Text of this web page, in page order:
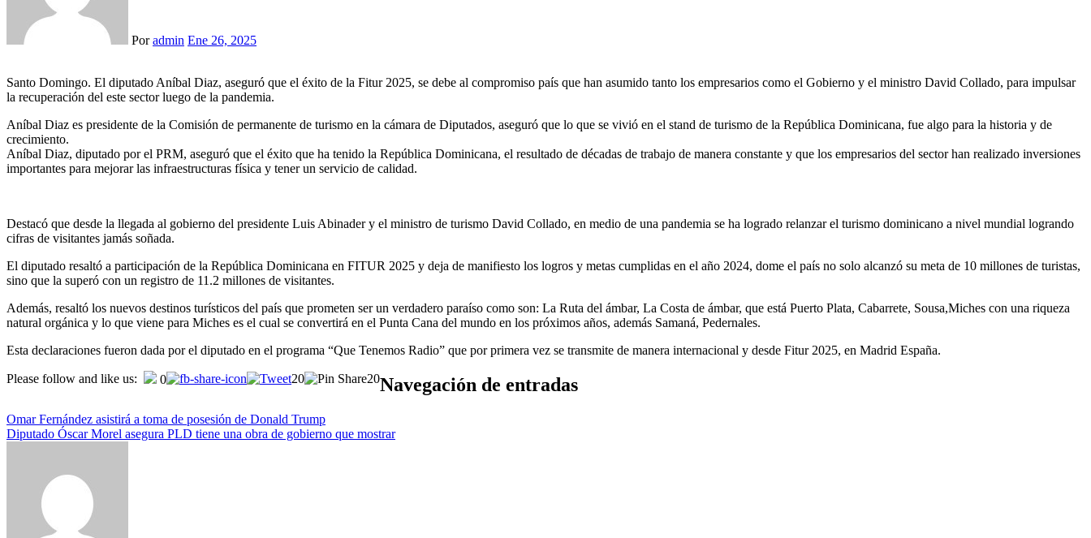
Poradmin Ene 26, 2025
Santo Domingo. El diputado Aníbal Diaz, aseguró que el éxito de la Fitur 2025, se debe al compromiso país que han asumido tanto los empresarios como el Gobierno y el ministro David Collado, para impulsar
la recuperación del este sector luego de la pandemia.
Aníbal Diaz es presidente de la Comisión de permanente de turismo en la cámara de Diputados, aseguró que lo que se vivió en el stand de turismo de la República Dominicana, fue algo para la historia y de
crecimiento.
Aníbal Diaz, diputado por el PRM, aseguró que el éxito que ha tenido la República Dominicana, el resultado de décadas de trabajo de manera constante y que los empresarios del sector han realizado inversiones
importantes para mejorar las infraestructuras física y tener un servicio de calidad.
Destacó que desde la llegada al gobierno del presidente Luis Abinader y el ministro de turismo David Collado, en medio de una pandemia se ha logrado relanzar el turismo dominicano a nivel mundial logrando
cifras de visitantes jamás soñada.
El diputado resaltó a participación de la República Dominicana en FITUR 2025 y deja de manifiesto los logros y metas cumplidas en el año 2024, dome el país no solo alcanzó su meta de 10 millones de turistas,
sino que la superó con un registro de 11.2 millones de visitantes.
Además, resaltó los nuevos destinos turísticos del país que prometen ser un verdadero paraíso como son: La Ruta del ámbar, La Costa de ámbar, que está Puerto Plata, Cabarrete, Sousa,Miches con una riqueza
natural orgánica y lo que viene para Miches es el cual se convertirá en el Punta Cana del mundo en los próximos años, además Samaná, Pedernales.
Esta declaraciones fueron dada por el diputado en el programa “Que Tenemos Radio” que por primera vez se transmite de manera internacional y desde Fitur 2025, en Madrid España.
Please follow and like us: 0 20 20Navegación de entradas
Omar Fernández asistirá a toma de posesión de Donald Trump
Diputado Óscar Morel asegura PLD tiene una obra de gobierno que mostrar